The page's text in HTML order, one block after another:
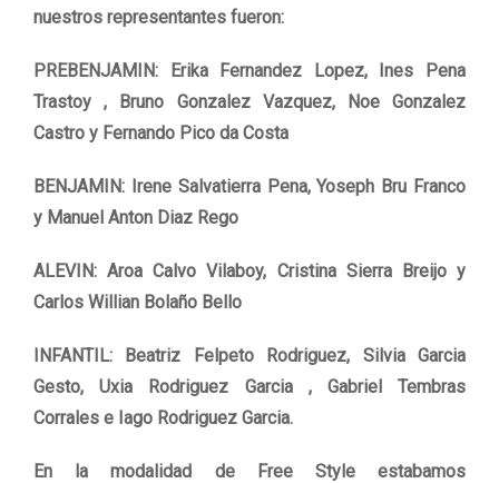
nuestros representantes fueron:
PREBENJAMIN: Erika Fernandez Lopez, Ines Pena
Trastoy , Bruno Gonzalez Vazquez, Noe Gonzalez
Castro y Fernando Pico da Costa
BENJAMIN: Irene Salvatierra Pena, Yoseph Bru Franco
y Manuel Anton Diaz Rego
ALEVIN: Aroa Calvo Vilaboy, Cristina Sierra Breijo y
Carlos Willian Bolaño Bello
INFANTIL: Beatriz Felpeto Rodriguez, Silvia Garcia
Gesto, Uxia Rodriguez Garcia , Gabriel Tembras
Corrales e Iago Rodriguez Garcia.
En la modalidad de Free Style estabamos